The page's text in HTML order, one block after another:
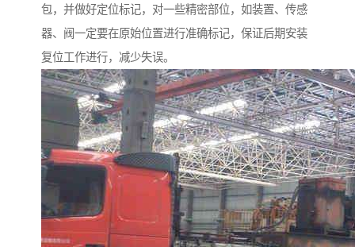
包，并做好定位标记，对一些精密部位，如装置、传感
器、阀一定要在原始位置进行准确标记，保证后期安装
复位工作进行，减少失误。